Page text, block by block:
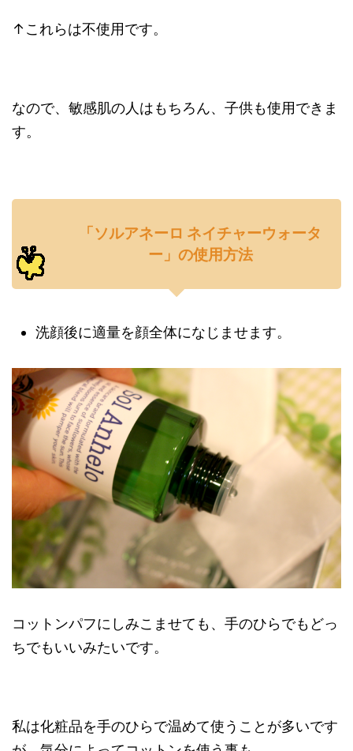
↑これらは不使用です。
なので、敏感肌の人はもちろん、子供も使用できま
す。
「ソルアネーロ ネイチャーウォータ
ー」の使用方法
洗顔後に適量を顔全体になじませます。
コットンパフにしみこませても、手のひらでもどっ
ちでもいいみたいです。
私は化粧品を手のひらで温めて使うことが多いです